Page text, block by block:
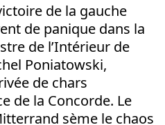
de la gauche
de panique dans la
de l’Intérieur de
Poniatowski,
de chars
de la Concorde. Le
sème le chaos